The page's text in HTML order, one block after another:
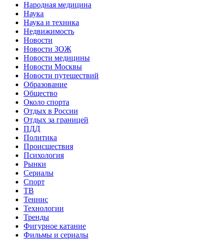
Народная медицина
Наука
Наука и техника
Недвижимость
Новости
Новости ЗОЖ
Новости медицины
Новости Москвы
Новости путешествий
Образование
Общество
Около спорта
Отдых в России
Отдых за границей
ПДД
Политика
Происшествия
Психология
Рынки
Сериалы
Спорт
ТВ
Теннис
Технологии
Тренды
Фигурное катание
Фильмы и сериалы